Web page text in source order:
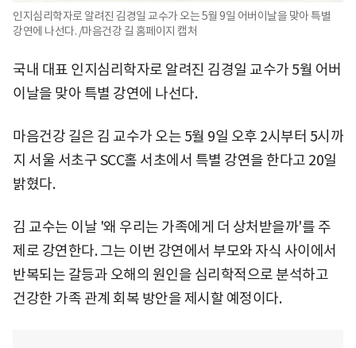
인지심리학자로 알려진 김경일 교수가 오는 5월 9일 어버이날을 맞아 특별
강연에 나선다. /마음건강 길 홈페이지 캡처
국내 대표 인지심리학자로 알려진 김경일 교수가 5월 어버
이날을 맞아 특별 강연에 나선다.
마음건강 길은 김 교수가 오는 5월 9일 오후 2시부터 5시까
지 서울 서초구 SCC홀 서초에서 특별 강연을 한다고 20일
밝혔다.
김 교수는 이날 '왜 우리는 가족에게 더 상처받을까'를 주
제로 강연한다. 그는 이번 강연에서 부모와 자식 사이에서
반복되는 갈등과 오해의 원인을 심리학적으로 분석하고
건강한 가족 관계 회복 방안을 제시할 예정이다.